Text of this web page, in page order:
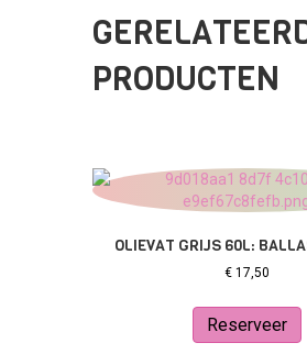
PRODUCTEN
OLIEVAT GRIJS 60L:
€17,50
Reserveer